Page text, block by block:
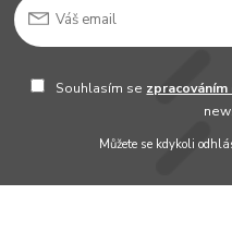
Souhlasím se
Můžete se kdykoli